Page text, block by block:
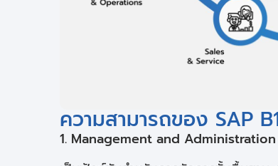
ความสามารถของ SAP
1. Management and Administration